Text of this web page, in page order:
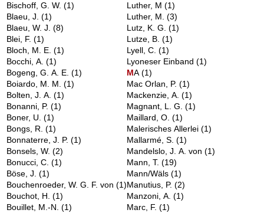
Bischoff, G. W.(1)
Blaeu, J.(1)
Blaeu, W. J.(8)
Blei, F.(1)
Bloch, M. E.(1)
Bocchi, A.(1)
Bogeng, G. A. E.(1)
Boiardo, M. M.(1)
Bolten, J. A.(1)
Bonanni, P.(1)
Boner, U.(1)
Bongs, R.(1)
Bonnaterre, J. P.(1)
Bonsels, W.(2)
Bonucci, C.(1)
Böse, J.(1)
Bouchenroeder, W. G. F. von(1)
Bouchot, H.(1)
Bouillet, M.-N.(1)
Luther, M(1)
Luther, M.(3)
Lutz, K. G.(1)
Lutze, B.(1)
Lyell, C.(1)
Lyoneser Einband(1)
MA(1)
Mac Orlan, P.(1)
Mackenzie, A.(1)
Magnant, L. G.(1)
Maillard, O.(1)
Malerisches Allerlei(1)
Mallarmé, S.(1)
Mandelslo, J. A. von(1)
Mann, T.(19)
Mann/Wäls(1)
Manutius, P.(2)
Manzoni, A.(1)
Marc, F.(1)